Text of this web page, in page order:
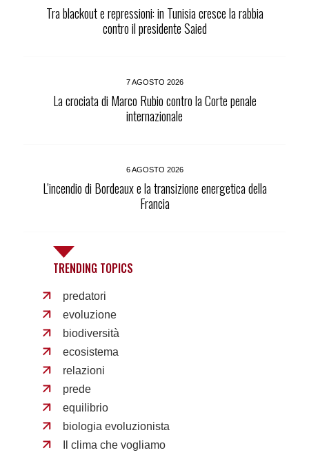
Tra blackout e repressioni: in Tunisia cresce la rabbia
contro il presidente Saied
7 AGOSTO 2026
La crociata di Marco Rubio contro la Corte penale
internazionale
6 AGOSTO 2026
L’incendio di Bordeaux e la transizione energetica della
Francia
TRENDING TOPICS
predatori
evoluzione
biodiversità
ecosistema
relazioni
prede
equilibrio
biologia evoluzionista
Il clima che vogliamo